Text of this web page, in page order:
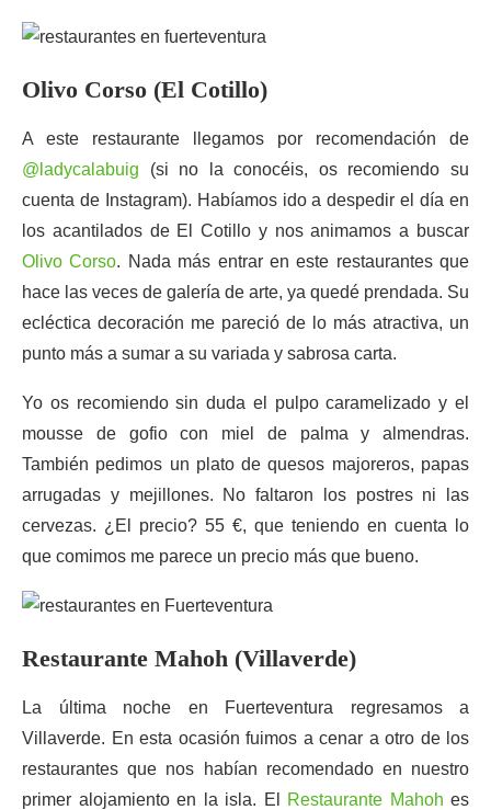
Olivo Corso (El Cotillo)
A este restaurante llegamos por recomendación de
@ladycalabuig (si no la conocéis, os recomiendo su
cuenta de Instagram). Habíamos ido a despedir el día en
los acantilados de El Cotillo y nos animamos a buscar
Olivo Corso. Nada más entrar en este restaurantes que
hace las veces de galería de arte, ya quedé prendada. Su
ecléctica decoración me pareció de lo más atractiva, un
punto más a sumar a su variada y sabrosa carta.
Yo os recomiendo sin duda el pulpo caramelizado y el
mousse de gofio con miel de palma y almendras.
También pedimos un plato de quesos majoreros, papas
arrugadas y mejillones. No faltaron los postres ni las
cervezas. ¿El precio? 55 €, que teniendo en cuenta lo
que comimos me parece un precio más que bueno.
Restaurante Mahoh (Villaverde)
La última noche en Fuerteventura regresamos a
Villaverde. En esta ocasión fuimos a cenar a otro de los
restaurantes que nos habían recomendado en nuestro
primer alojamiento en la isla. El
Restaurante Mahoh es